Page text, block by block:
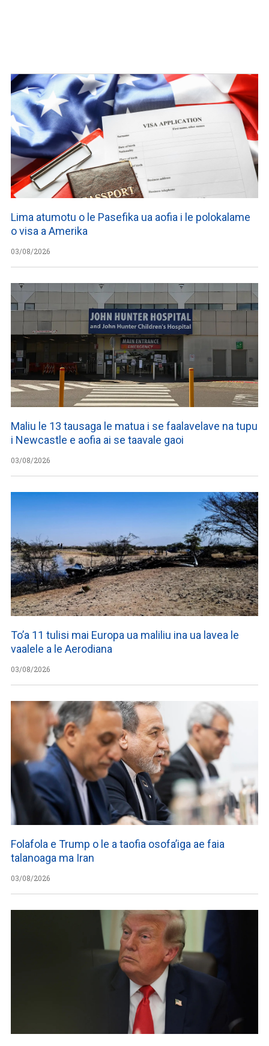
Lima atumotu o le Pasefika ua aofia i le polokalame
o visa a Amerika
03/08/2026
Maliu le 13 tausaga le matua i se faalavelave na tupu
i Newcastle e aofia ai se taavale gaoi
03/08/2026
To’a 11 tulisi mai Europa ua maliliu ina ua lavea le
vaalele a le Aerodiana
03/08/2026
Folafola e Trump o le a taofia osofa’iga ae faia
talanoaga ma Iran
03/08/2026